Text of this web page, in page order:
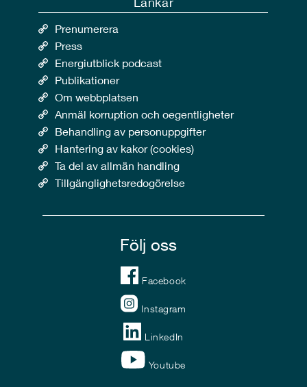
Prenumerera
Press
Energiutblick podcast
Publikationer
Om webbplatsen
Anmäl korruption och oegentligheter
Behandling av personuppgifter
Hantering av kakor (cookies)
Ta del av allmän handling
Tillgänglighetsredogörelse
Följ oss
Facebook
Instagram
LinkedIn
Youtube